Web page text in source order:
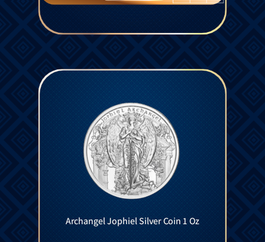
Archangel Jophiel Silver Coin 1 Oz